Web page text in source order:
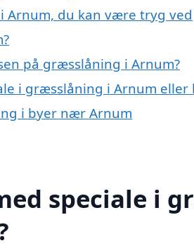
Arnum, du kan være tryg ved
på græsslåning i Arnum?
i græsslåning i Arnum eller
i byer nær Arnum
speciale i